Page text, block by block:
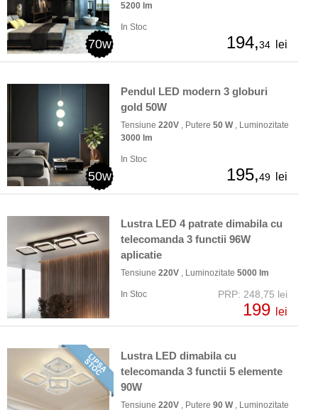
70w
5200 lm
In Stoc
194,34 lei
50w
Pendul LED modern 3 globuri
gold 50W
Tensiune 220V , Putere 50 W, Luminozitate
3000 lm
In Stoc
195,49 lei
Lustra LED 4 patrate dimabila cu
telecomanda 3 functii 96W
aplicatie
Tensiune 220V , Luminozitate 5000 lm
In Stoc PRP: 248,75 lei
199 lei
Lustra LED dimabila cu
telecomanda 3 functii 5 elemente
90W
Tensiune 220V , Putere 90 W, Luminozitate